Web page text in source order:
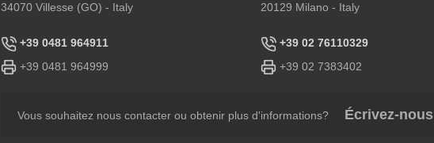
34070 Villesse (GO) - Italy
+39 0481 964911
+39 0481 964999
20129 Milano - Italy
+39 02 76110329
+39 02 7383402
Vous souhaitez nous contacter ou obtenir plus d'informations? Écrivez-nous